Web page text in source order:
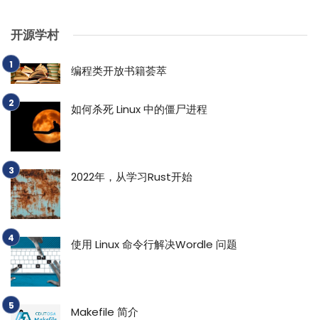
开源学村
编程类开放书籍荟萃
如何杀死 Linux 中的僵尸进程
2022年，从学习Rust开始
使用 Linux 命令行解决Wordle 问题
Makefile 简介